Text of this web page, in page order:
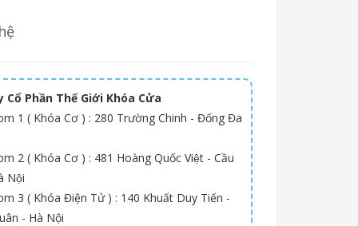
Cổ Phần Thế Giới Khóa Cửa
1 ( Khóa Cơ ) : 280 Trường Chinh - Đống Đa
2 ( Khóa Cơ ) : 481 Hoàng Quốc Việt - Cầu
Nội
3 ( Khóa Điện Tử ) : 140 Khuất Duy Tiến -
- Hà Nội